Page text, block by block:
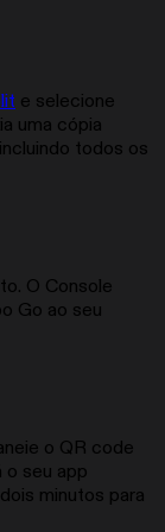
e selecione
uma cópia
todos os
O Console
Go ao seu
o QR code
seu app
minutos para